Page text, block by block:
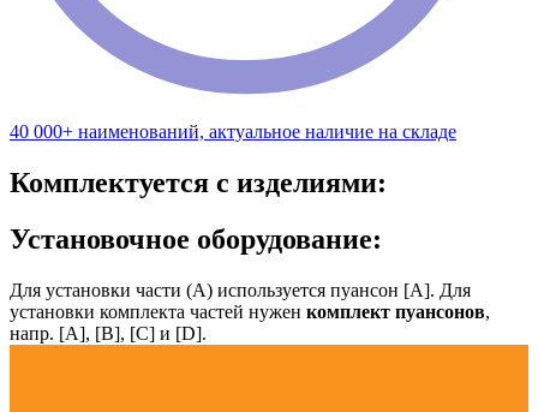
40 000+ наименований, актуальное наличие на складе
Комплектуется с изделиями:
Установочное оборудование:
Для установки части (А) используется пуансон [А]. Для
установки комплекта частей нужен комплект пуансонов,
напр. [А], [B], [С] и [D].